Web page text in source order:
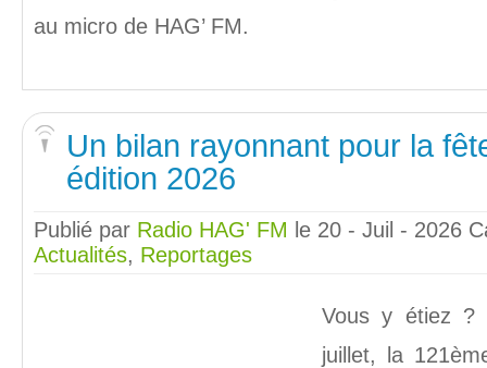
au micro de HAG’ FM.
Un bilan rayonnant pour la
édition 2026
Publié par Radio HAG' FM le 20 - Juil - 2026
Actualités, Reportages
Vous y étiez ?
juillet, la